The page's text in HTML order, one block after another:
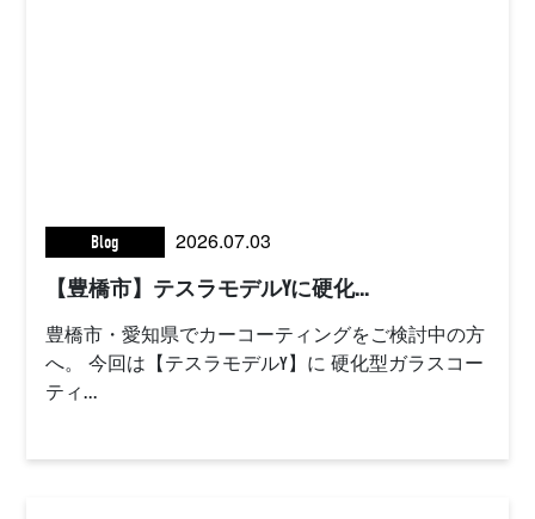
Blog 2026.07.03
【豊橋市】テスラモデルYに硬化...
豊橋市・愛知県でカーコーティングをご検討中の方
へ。 今回は【テスラモデルY】に 硬化型ガラスコー
ティ...